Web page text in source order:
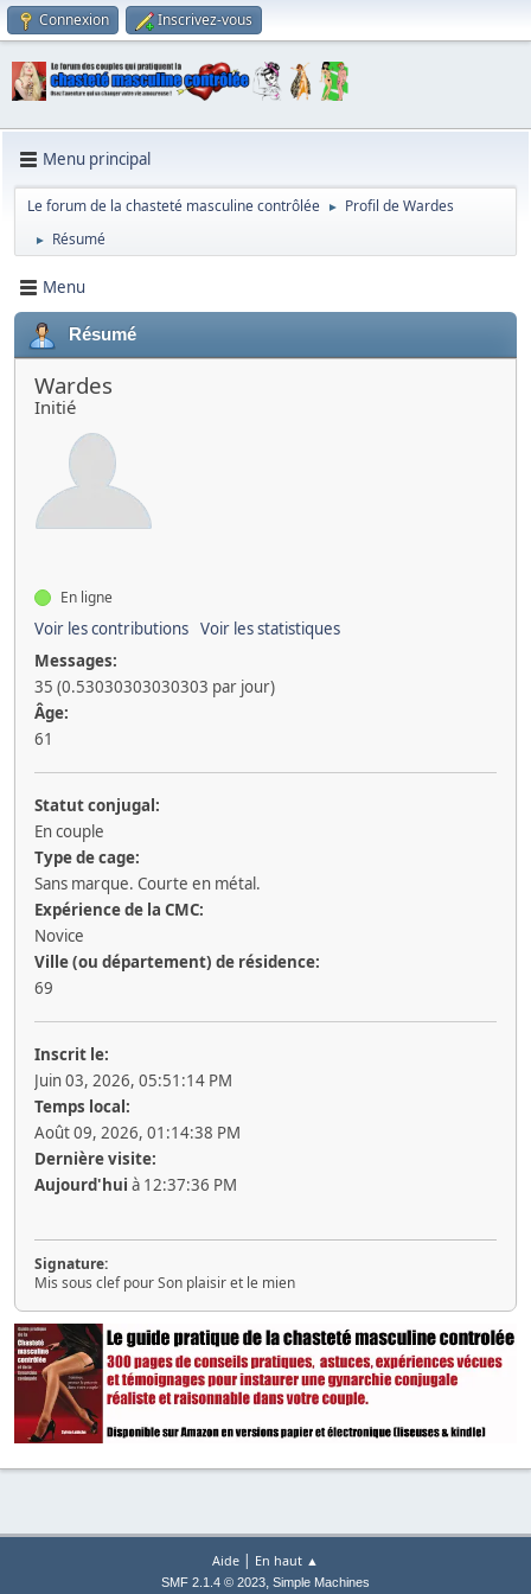
Connexion Inscrivez-vous
Menu principal
Le forum de la chasteté masculine contrôlée ► Profil de Wardes
► Résumé
Menu
Résumé
Wardes
Initié
En ligne
Voir les contributions Voir les statistiques
Messages:
35 (0.53030303030303 par jour)
Âge:
61
Statut conjugal:
En couple
Type de cage:
Sans marque. Courte en métal.
Expérience de la CMC:
Novice
Ville (ou département) de résidence:
69
Inscrit le:
Juin 03, 2026, 05:51:14 PM
Temps local:
Août 09, 2026, 01:14:38 PM
Dernière visite:
Aujourd'hui à 12:37:36 PM
Signature:
Mis sous clef pour Son plaisir et le mien
Aide | En haut ▲
SMF 2.1.4 © 2023, Simple Machines